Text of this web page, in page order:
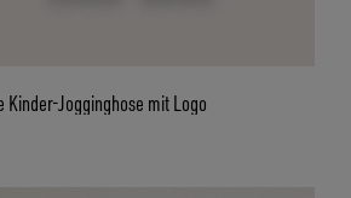
Kinder-Jogginghose mit Logo